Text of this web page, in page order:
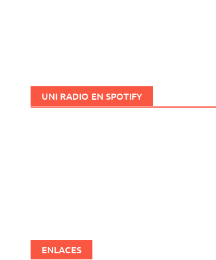
UNI RADIO EN SPOTIFY
ENLACES